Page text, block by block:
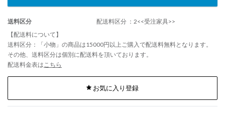
送料区分
配送料区分 ：2<<受注家具>>
【配送料について】
送料区分：「小物」の商品は15000円以上ご購入で配送料無料となります。
その他、送料区分は個別に配送料を頂いております。
配送料金表はこちら
お気に入り登録